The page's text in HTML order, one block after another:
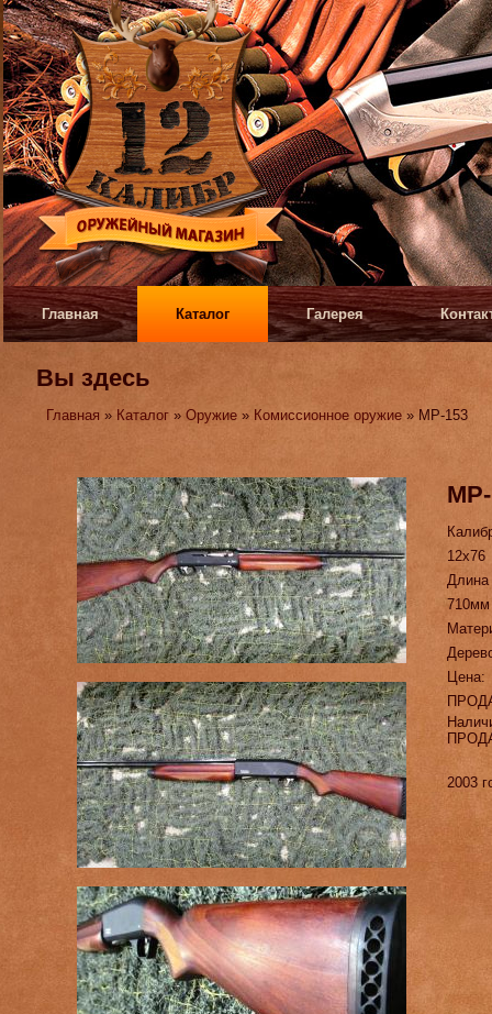
Главная Каталог Галерея
Вы здесь
Главная » Каталог »Оружие » Комиссионное оружие » МР-153
МР-
12х76
710мм
Цена:
2003